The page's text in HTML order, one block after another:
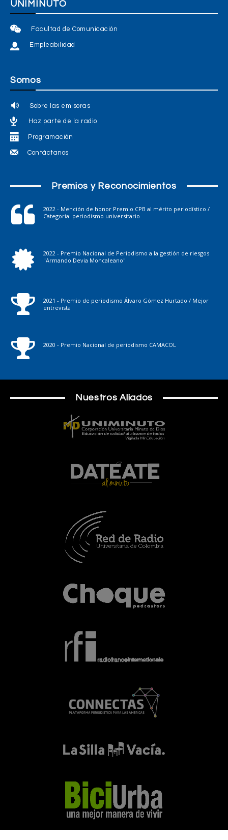
UNIMINUTO
Facultad de Comunicación
Empleabilidad
Somos
Sobre las emisoras
Haz parte de la radio
Programación
Contáctanos
Premios y Reconocimientos
2022 - Mención de honor Premio CPB al mérito periodístico /
Categoría: periodismo universitario
2022 - Premio Nacional de Periodismo a la gestión de riesgos
"Armando Devia Moncaleano"
2021 - Premio de periodismo Álvaro Gómez Hurtado / Mejor
entrevista
2020 - Premio Nacional de periodismo CAMACOL
Nuestros Aliados